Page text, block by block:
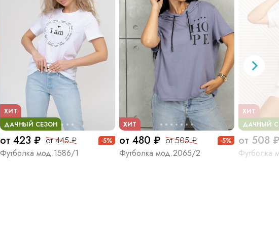
ДАЧНЫЙ СЕЗОН
ХИТ
от 423 ₽ от 445 ₽ -5%
Футболка мод.1586/1
ХИТ
от 480 ₽ от 505 ₽ -5%
Футболка мод.2065/2
ДАЧНЫЙ
ХИТ
от 508 ₽
Футболка